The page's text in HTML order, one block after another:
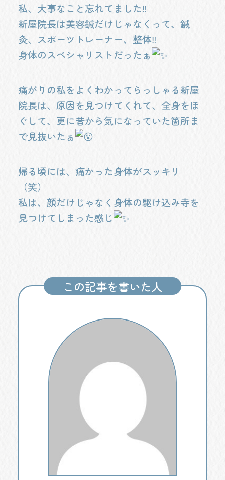
私、大事なこと忘れてました‼️
新屋院長は美容鍼だけじゃなくって、鍼
灸、スポーツトレーナー、整体‼️
身体のスペシャリストだったぁ
痛がりの私をよくわかってらっしゃる新屋
院長は、原因を見つけてくれて、全身をほ
ぐして、更に昔から気になっていた箇所ま
で見抜いたぁ
帰る頃には、痛かった身体がスッキリ
（笑）
私は、顔だけじゃなく身体の駆け込み寺を
見つけてしまった感じ
この記事を書いた人